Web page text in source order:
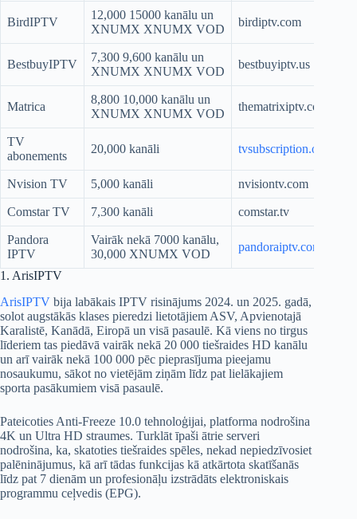
BirdIPTV
12,000 15000 kanālu un
XNUMX XNUMX VOD
birdiptv.com
BestbuyIPTV
7,300 9,600 kanālu un
XNUMX XNUMX VOD
bestbuyiptv.us
Matrica
8,800 10,000 kanālu un
XNUMX XNUMX VOD
thematrixiptv.com
TV
abonements
20,000 kanāli tvsubscription.org
Nvision TV 5,000 kanāli nvisiontv.com
Comstar TV 7,300 kanāli comstar.tv
Pandora
IPTV
Vairāk nekā 7000 kanālu,
30,000 XNUMX VOD
pandoraiptv.com
1. ArisIPTV
ArisIPTV bija labākais IPTV risinājums 2024. un 2025. gadā,
solot augstākās klases pieredzi lietotājiem ASV, Apvienotajā
Karalistē, Kanādā, Eiropā un visā pasaulē. Kā viens no tirgus
līderiem tas piedāvā vairāk nekā 20 000 tiešraides HD kanālu
un arī vairāk nekā 100 000 pēc pieprasījuma pieejamu
nosaukumu, sākot no vietējām ziņām līdz pat lielākajiem
sporta pasākumiem visā pasaulē.
Pateicoties Anti-Freeze 10.0 tehnoloģijai, platforma nodrošina
4K un Ultra HD straumes. Turklāt īpaši ātrie serveri
nodrošina, ka, skatoties tiešraides spēles, nekad nepiedzīvosiet
palēninājumus, kā arī tādas funkcijas kā atkārtota skatīšanās
līdz pat 7 dienām un profesionāļu izstrādāts elektroniskais
programmu ceļvedis (EPG).